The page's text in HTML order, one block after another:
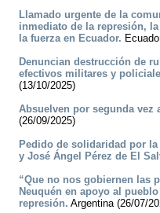
Llamado urgente de la
inmediato de la represión,
la fuerza en Ecuador.
Denuncian destrucción de
efectivos militares y
(13/10/2025)
Absuelven por segunda vez
(26/09/2025)
Pedido de solidaridad por
y José Ángel Pérez de El
“Que no nos gobiernen las
Neuquén en apoyo al
represión. Argentina (26/07/